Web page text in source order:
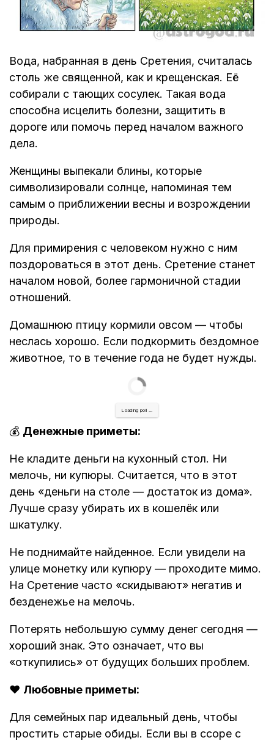
Вода, набранная в день Сретения, считалась
столь же священной, как и крещенская. Её
собирали с тающих сосулек. Такая вода
способна исцелить болезни, защитить в
дороге или помочь перед началом важного
дела.
Женщины выпекали блины, которые
символизировали солнце, напоминая тем
самым о приближении весны и возрождении
природы.
Для примирения с человеком нужно с ним
поздороваться в этот день. Сретение станет
началом новой, более гармоничной стадии
отношений.
Домашнюю птицу кормили овсом — чтобы
неслась хорошо. Если подкормить бездомное
животное, то в течение года не будет нужды.
Loading poll ...
💰 Денежные приметы:
Не кладите деньги на кухонный стол. Ни
мелочь, ни купюры. Считается, что в этот
день «деньги на столе — достаток из дома».
Лучше сразу убирать их в кошелёк или
шкатулку.
Не поднимайте найденное. Если увидели на
улице монетку или купюру — проходите мимо.
На Сретение часто «скидывают» негатив и
безденежье на мелочь.
Потерять небольшую сумму денег сегодня —
хороший знак. Это означает, что вы
«откупились» от будущих больших проблем.
❤️ Любовные приметы:
Для семейных пар идеальный день, чтобы
простить старые обиды. Если вы в ссоре с